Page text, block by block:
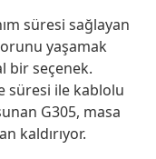
süresi sağlayan
yaşamak
bir seçenek.
süresi ile kablolu
G305, masa
kaldırıyor.